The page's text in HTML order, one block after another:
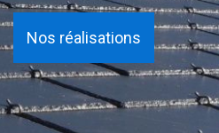
Nos réalisations